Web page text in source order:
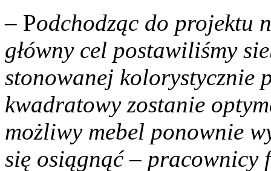
­– Podchodząc do projektu
główny cel postawiliśmy
stonowanej kolorystycznie
kwadratowy zostanie
możliwy mebel ponownie
się osiągnąć – pracownicy